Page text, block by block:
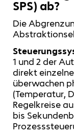
SPS) ab?
Die
1 und 2 der
direkt
überwachen
(Temperatur,
Regelkreise
bis